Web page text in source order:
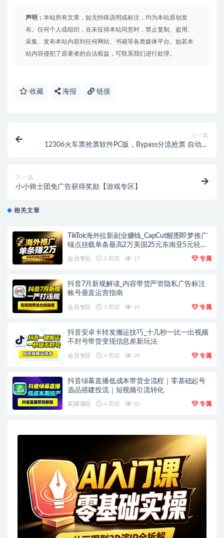
声明： 本站所有文章，如无特殊说明或标注，均为本站原创发
布。任何个人或组织，在未征得本站同意时，禁止复制、盗用、
采集、发布本站内容到任何网站、书籍等各类媒体平台。如若本
站内容侵犯了原著者的合法权益，可联系我们进行处理。
收藏 海报 链接
上一篇
12306火车票抢票软件PC版，Bypass分流抢票 自动抢
下一篇
小小骑士团免广告获得奖励【游戏专区】
相关文章
TikTok海外拉新副业赚钱_CapCut醒图即梦推广
锚点挂载单条最高2万美国25元东南亚5元轻资
会员专区 2 周前 17 专属
抖音7月新规解读_内容带货严管隐私广告标注
账号垂直运营指南
会员专区 3 周前 19 专属
抖音安卓卡转发搬运技巧_十几秒一比一出视频
不封号带货变现信息差新玩法
会员专区 4 周前 29 专属
抖音绿幕直播低成本带货全流程｜零基础起号
选品搭建投流｜短视频引流转化
实操项目 4 周前 32 专属